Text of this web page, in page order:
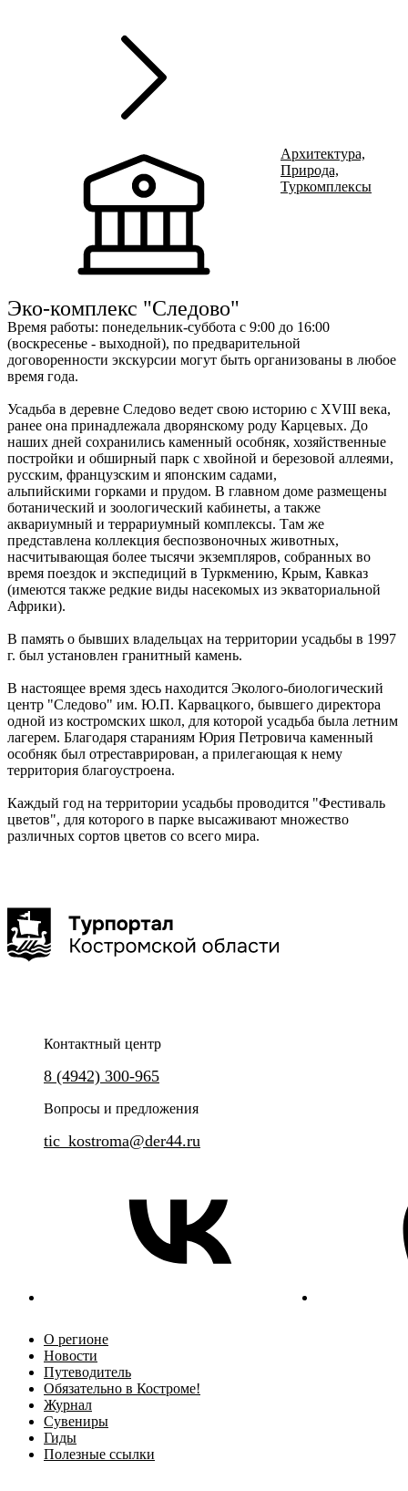
Архитектура,
Природа,
Туркомплексы
Эко-комплекс "Следово"
Время работы: понедельник-суббота с 9:00 до 16:00
(воскресенье - выходной), по предварительной
договоренности экскурсии могут быть организованы в любое
время года.
Усадьба в деревне Следово ведет свою историю с XVIII века,
ранее она принадлежала дворянскому роду Карцевых. До
наших дней сохранились каменный особняк, хозяйственные
постройки и обширный парк с хвойной и березовой аллеями,
русским, французским и японским садами,
альпийскими горками и прудом. В главном доме размещены
ботанический и зоологический кабинеты, а также
аквариумный и террариумный комплексы. Там же
представлена коллекция беспозвоночных животных,
насчитывающая более тысячи экземпляров, собранных во
время поездок и экспедиций в Туркмению, Крым, Кавказ
(имеются также редкие виды насекомых из экваториальной
Африки).
В память о бывших владельцах на территории усадьбы в 1997
г. был установлен гранитный камень.
В настоящее время здесь находится Эколого-биологический
центр "Следово" им. Ю.П. Карвацкого, бывшего директора
одной из костромских школ, для которой усадьба была летним
лагерем. Благодаря стараниям Юрия Петровича каменный
особняк был отреставрирован, а прилегающая к нему
территория благоустроена.
Каждый год на территории усадьбы проводится "Фестиваль
цветов", для которого в парке высаживают множество
различных сортов цветов со всего мира.
Контактный центр
8 (4942) 300-965
Вопросы и предложения
tic_kostroma@der44.ru
О регионе
Новости
Путеводитель
Обязательно в Костроме!
Журнал
Сувениры
Гиды
Полезные ссылки